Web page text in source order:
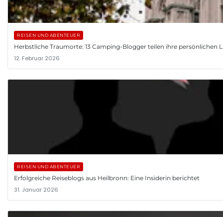
REISEN UND ABENTEUER
Herbstliche Traumorte: 13 Camping-Blogger teilen ihre persönlichen
12. Februar 2026
REISEN UND ABENTEUER
Erfolgreiche Reiseblogs aus Heilbronn: Eine Insiderin berichtet
31. Januar 2026